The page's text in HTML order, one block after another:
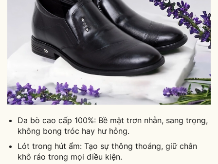
Da bò cao cấp 100%: Bề mặt trơn nhẵn, sang trọng,
không bong tróc hay hư hỏng.
Lót trong hút ẩm: Tạo sự thông thoáng, giữ chân
khô ráo trong mọi điều kiện.